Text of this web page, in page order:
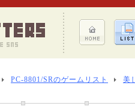
PC-8801/SRのゲームリスト 美